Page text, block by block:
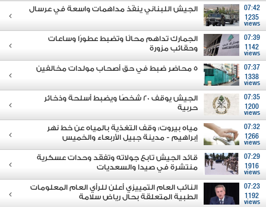
07:42
1235
views
الجيش اللبناني ينفّذ مداهمات واسعة في عرسال
07:39
1142
views
الجمارك تداهم محالًا وتضبط عطورًا وساعات
وحقائب مزورة
07:37
1338
views
5 محاضر ضبط في حق أصحاب مولدات مخالفين
07:35
1200
views
الجيش يوقف 20 شخصًا ويضبط أسلحة وذخائر
حربية
07:32
1266
views
مياه بيروت: وقف التغذية بالمياه عن خط نهر
إبراهيم - مدينة جبيل الأربعاء والخميس
07:29
1916
views
قائد الجيش تابع جولاته وتفقَد وحدات عسكرية
منتشرة في صيدا والسعديات
07:23
1192
views
النائب العام التمييزي أعلن للرأي العام المعلومات
الطبية المتعلقة بحال رياض سلامة